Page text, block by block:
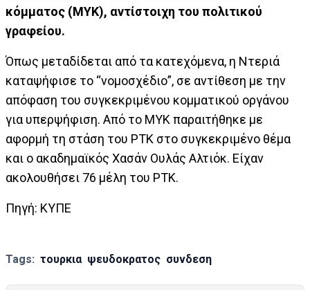
κόμματος (ΜΥΚ), αντίστοιχη του πολιτικού
γραφείου.
Όπως μεταδίδεται από τα κατεχόμενα, η Ντεριά
καταψήφισε το “νομοσχέδιο”, σε αντίθεση με την
απόφαση του συγκεκριμένου κομματικού οργάνου
για υπερψήφιση. Από το ΜΥΚ παραιτήθηκε με
αφορμή τη στάση του ΡΤΚ στο συγκεκριμένο θέμα
και ο ακαδημαϊκός Χασάν Ουλάς Αλτιόκ. Είχαν
ακολουθήσει 76 μέλη του ΡΤΚ.
Πηγή: ΚΥΠΕ
Tags: τουρκια ψευδοκρατος συνδεση